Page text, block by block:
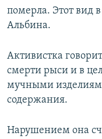
померла. Этот вид
Альбина.
Активистка
смерти рыси и в
мучными
содержания.
Нарушением она